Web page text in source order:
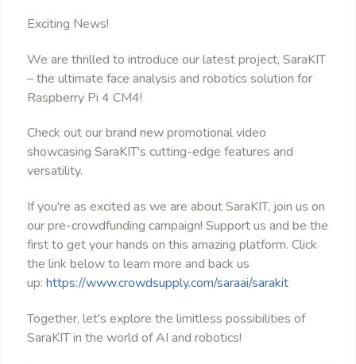
Exciting News!
We are thrilled to introduce our latest project, SaraKIT
– the ultimate face analysis and robotics solution for
Raspberry Pi 4 CM4!
Check out our brand new promotional video
showcasing SaraKIT's cutting-edge features and
versatility.
If you're as excited as we are about SaraKIT, join us on
our pre-crowdfunding campaign! Support us and be the
first to get your hands on this amazing platform. Click
the link below to learn more and back us
up: https://www.crowdsupply.com/saraai/sarakit
Together, let's explore the limitless possibilities of
SaraKIT in the world of AI and robotics!